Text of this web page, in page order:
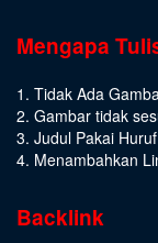
Mengapa
1. Tidak Ada
2. Gambar tidak
3. Judul Pakai
4. Menambahkan
Backlink